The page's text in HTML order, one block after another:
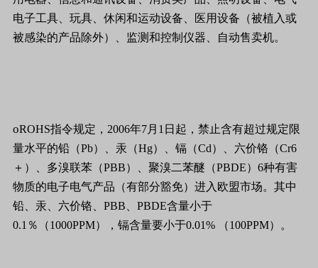
电子工具、玩具、休闲和运动设备、医用设备（被植入或
被感染的产品除外）、监测和控制仪器、自动售卖机。
oROHS指令规定， 2006年7月 1 日 起，禁止含有超过规定限
量水平的铅（Pb）、汞（Hg）、镉（Cd）、六价铬（Cr6
＋）、多溴联苯（PBB）、聚溴二苯醚（PBDE） 6种有害
物质的电子电气产品（有部分豁免）进入欧盟市场。其中
铅、汞、六价铬、 PBB PBDE含量小于
0.1 ％（1000PPM），镉含量要小于0.01% （100PPM）。